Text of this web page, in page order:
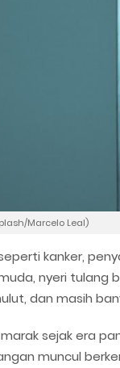
Marcelo Leal)
kanker,
nyeri tulang
dan masih
sejak era
muncul